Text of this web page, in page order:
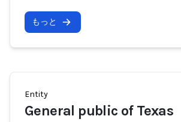
もっと
Entity
General public of Texas